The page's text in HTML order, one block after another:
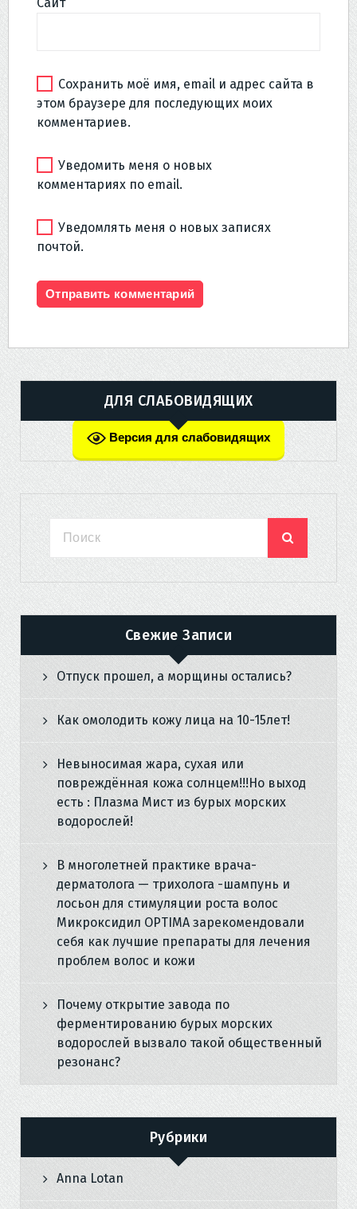
Сохранить моё имя, email и адрес сайта в
этом браузере для последующих моих
комментариев.
Уведомить меня о новых
комментариях по email.
Уведомлять меня о новых записях
почтой.
ДЛЯ СЛАБОВИДЯЩИХ
Версия для слабовидящих
Свежие Записи
Отпуск прошел, а морщины остались?
Как омолодить кожу лица на 10-15лет!
Невыносимая жара, сухая или
повреждённая кожа солнцем!!!Но выход
есть : Плазма Мист из бурых морских
водорослей!
В многолетней практике врача-
дерматолога — трихолога -шампунь и
лосьон для стимуляции роста волос
Микроксидил OPTIMA зарекомендовали
себя как лучшие препараты для лечения
проблем волос и кожи
Почему открытие завода по
ферментированию бурых морских
водорослей вызвало такой общественный
резонанс?
Рубрики
Anna Lotan